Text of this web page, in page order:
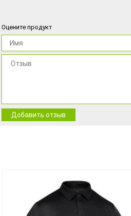
Оцените продукт
Добавить отзыв